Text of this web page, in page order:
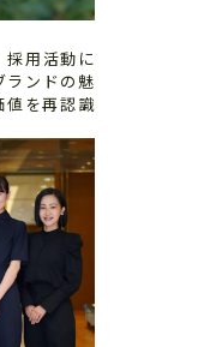
採用活動に
ランドの魅
値を再認識